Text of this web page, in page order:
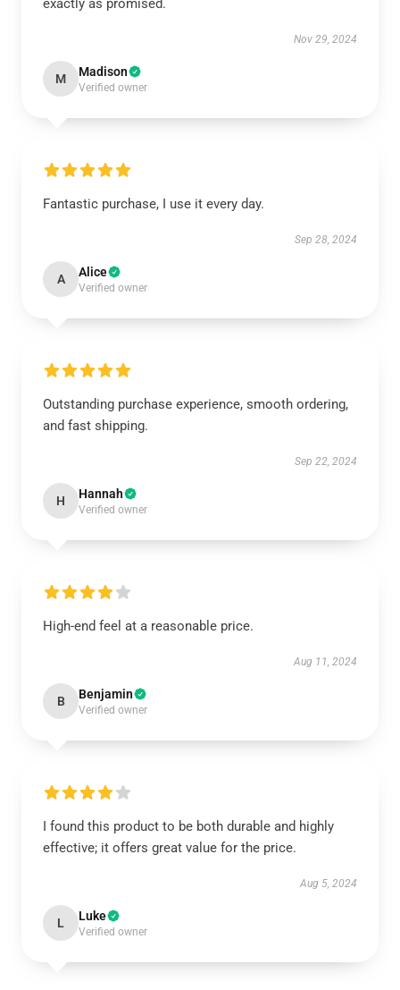
exactly as promised.
Nov 29, 2024
M Madison
Verified owner
Fantastic purchase, I use it every day.
Sep 28, 2024
A Alice
Verified owner
Outstanding purchase experience, smooth ordering,
and fast shipping.
Sep 22, 2024
H Hannah
Verified owner
High-end feel at a reasonable price.
Aug 11, 2024
B Benjamin
Verified owner
I found this product to be both durable and highly
effective; it offers great value for the price.
Aug 5, 2024
L Luke
Verified owner